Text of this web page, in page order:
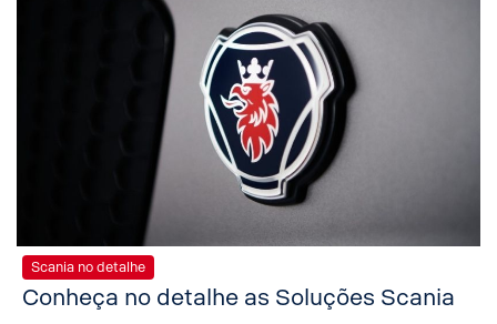
Scania no detalhe
Conheça no detalhe as Soluções Scania